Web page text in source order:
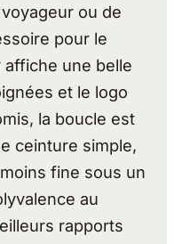
ou de
pour le
affiche une belle
et le logo
la boucle est
ceinture simple,
fine sous un
au
rapports